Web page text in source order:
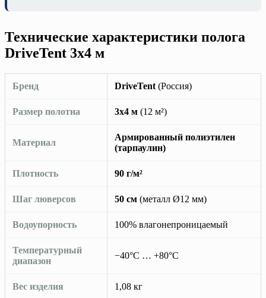
Технические характеристики полога
DriveTent 3х4 м
Бренд DriveTent (Россия)
Размер полотна 3х4 м (12 м²)
Материал
Армированный полиэтилен
(тарпаулин)
Плотность 90 г/м²
Шаг люверсов 50 см (металл Ø12 мм)
Водоупорность 100% влагонепроницаемый
Температурный
диапазон
−40°C … +80°C
Вес изделия 1,08 кг